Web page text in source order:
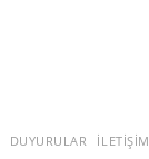
DUYURULAR İLETIŞIM